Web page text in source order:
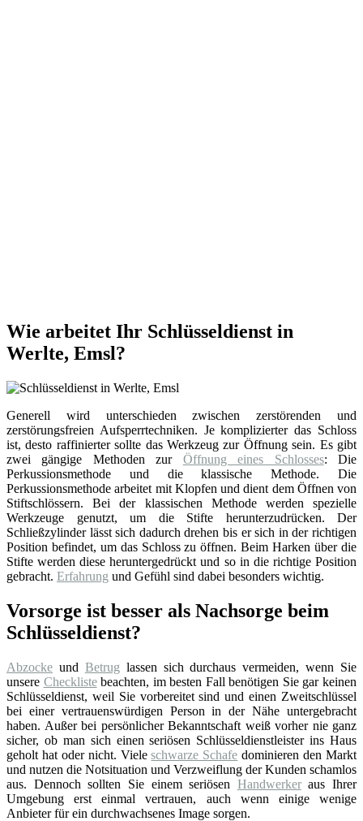
Wie arbeitet Ihr Schlüsseldienst in
Werlte, Emsl?
Generell wird unterschieden zwischen zerstörenden und
zerstörungsfreien Aufsperrtechniken. Je komplizierter das Schloss
ist, desto raffinierter sollte das Werkzeug zur Öffnung sein. Es gibt
zwei gängige Methoden zur Öffnung eines Schlosses: Die
Perkussionsmethode und die klassische Methode. Die
Perkussionsmethode arbeitet mit Klopfen und dient dem Öffnen von
Stiftschlössern. Bei der klassischen Methode werden spezielle
Werkzeuge genutzt, um die Stifte herunterzudrücken. Der
Schließzylinder lässt sich dadurch drehen bis er sich in der richtigen
Position befindet, um das Schloss zu öffnen. Beim Harken über die
Stifte werden diese heruntergedrückt und so in die richtige Position
gebracht. Erfahrung und Gefühl sind dabei besonders wichtig.
Vorsorge ist besser als Nachsorge beim
Schlüsseldienst?
Abzocke und Betrug lassen sich durchaus vermeiden, wenn Sie
unsere Checklistebeachten, im besten Fall benötigen Sie gar keinen
Schlüsseldienst, weil Sie vorbereitet sind und einen Zweitschlüssel
bei einer vertrauenswürdigen Person in der Nähe untergebracht
haben. Außer bei persönlicher Bekanntschaft weiß vorher nie ganz
sicher, ob man sich einen seriösen Schlüsseldienstleister ins Haus
geholt hat oder nicht. Vieleschwarze Schafe dominieren den Markt
und nutzen die Notsituation und Verzweiflung der Kunden schamlos
aus. Dennoch sollten Sie einem seriösen Handwerkeraus Ihrer
Umgebung erst einmal vertrauen, auch wenn einige wenige
Anbieter für ein durchwachsenes Image sorgen.